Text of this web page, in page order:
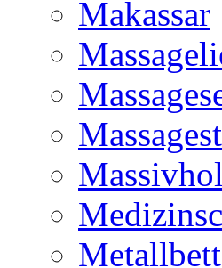
Makassar
Metallbett